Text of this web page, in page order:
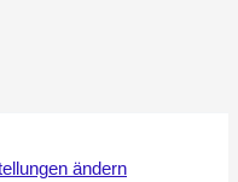
ändern